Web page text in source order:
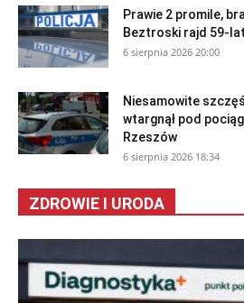
Prawie 2 promile,
Beztroski rajd 59-
6 sierpnia 2026 20:00
Niesamowite
wtargnął pod
Rzeszów
6 sierpnia 2026 18:34
ZDROWIE I URODA